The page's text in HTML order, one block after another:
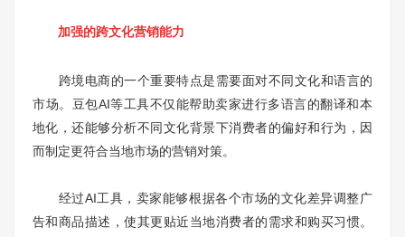
加强的跨文化营销能力
跨境电商的一个重要特点是需要面对不同文化和语言的
市场。豆包AI等工具不仅能帮助卖家进行多语言的翻译和本
地化，还能够分析不同文化背景下消费者的偏好和行为，因
而制定更符合当地市场的营销对策。
经过AI工具，卖家能够根据各个市场的文化差异调整广
告和商品描述，使其更贴近当地消费者的需求和购买习惯。